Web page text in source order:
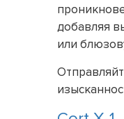
добавляя
или